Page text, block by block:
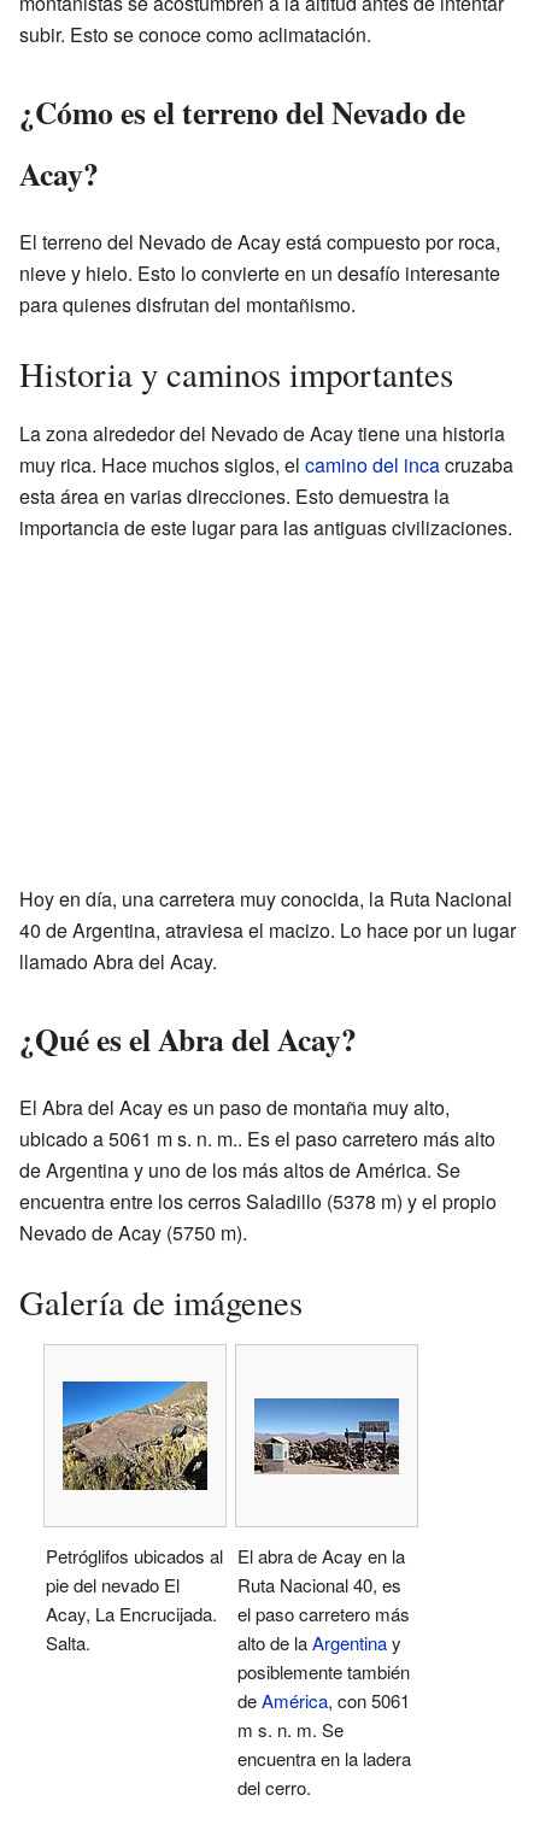
subir. Esto se conoce como aclimatación.
¿Cómo es el terreno del Nevado de
Acay?
El terreno del Nevado de Acay está compuesto por roca,
nieve y hielo. Esto lo convierte en un desafío interesante
para quienes disfrutan del montañismo.
Historia y caminos importantes
La zona alrededor del Nevado de Acay tiene una historia
muy rica. Hace muchos siglos, el camino del incacruzaba
esta área en varias direcciones. Esto demuestra la
importancia de este lugar para las antiguas civilizaciones.
Hoy en día, una carretera muy conocida, la Ruta Nacional
40 de Argentina, atraviesa el macizo. Lo hace por un lugar
llamado Abra del Acay.
¿Qué es el Abra del Acay?
El Abra del Acay es un paso de montaña muy alto,
ubicado a 5061 m s. n. m.. Es el paso carretero más alto
de Argentina y uno de los más altos de América. Se
encuentra entre los cerros Saladillo (5378 m) y el propio
Nevado de Acay (5750 m).
Galería de imágenes
Petróglifos ubicados al
pie del nevado El
Acay, La Encrucijada.
Salta.
El abra de Acay en la
Ruta Nacional 40, es
el paso carretero más
alto de laArgentinay
posiblemente también
deAmérica, con 5061
m s. n. m. Se
encuentra en la ladera
del cerro.